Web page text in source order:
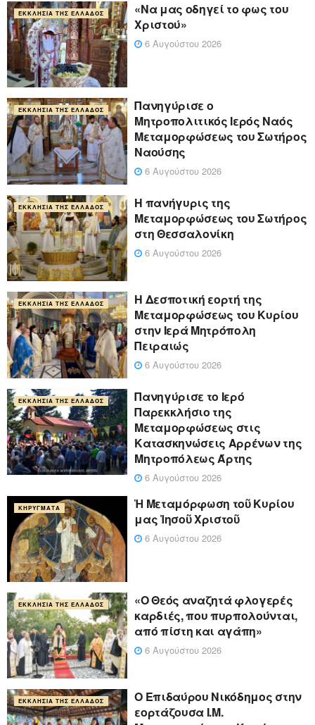
ΕΚΚΛΗΣΊΑ ΤΗΣ ΕΛΛΆΔΟΣ
«Να μας οδηγεί το φως του
Χριστού»
6 Αυγούστου 2026
ΕΚΚΛΗΣΊΑ ΤΗΣ ΕΛΛΆΔΟΣ
Πανηγύρισε ο
Μητροπολιτικός Ιερός Ναός
Μεταμορφώσεως του Σωτήρος
Ναούσης
6 Αυγούστου 2026
ΕΚΚΛΗΣΊΑ ΤΗΣ ΕΛΛΆΔΟΣ
Η πανήγυρις της
Μεταμορφώσεως του Σωτήρος
στη Θεσσαλονίκη
6 Αυγούστου 2026
ΕΚΚΛΗΣΊΑ ΤΗΣ ΕΛΛΆΔΟΣ
Η Δεσποτική εορτή της
Μεταμορφώσεως του Κυρίου
στην Ιερά Μητρόπολη
Πειραιώς
6 Αυγούστου 2026
ΕΚΚΛΗΣΊΑ ΤΗΣ ΕΛΛΆΔΟΣ
Πανηγύρισε το Ιερό
Παρεκκλήσιο της
Μεταμορφώσεως στις
Κατασκηνώσεις Αρρένων της
Μητροπόλεως Άρτης
6 Αυγούστου 2026
ΚΗΡΎΓΜΑΤΑ
Ἡ Μεταμόρφωση τοῦ Κυρίου
μας Ἰησοῦ Χριστοῦ
6 Αυγούστου 2026
ΕΚΚΛΗΣΊΑ ΤΗΣ ΕΛΛΆΔΟΣ
«Ο Θεός αναζητά φλογερές
καρδιές, που πυρπολούνται,
από πίστη και αγάπη»
6 Αυγούστου 2026
ΕΚΚΛΗΣΊΑ ΤΗΣ ΕΛΛΆΔΟΣ
Ο Επιδαύρου Νικόδημος στην
εορτάζουσα Ι.Μ.